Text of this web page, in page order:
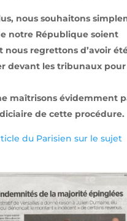
nous souhaitons
notre République soient
nous regrettons d’avoir
devant les tribunaux
maîtrisons évidemment
de cette procédure.
du Parisien sur le sujet